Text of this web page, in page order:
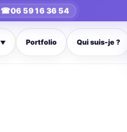
☎06 59 16 36 54
▼ Portfolio Qui suis-je ?